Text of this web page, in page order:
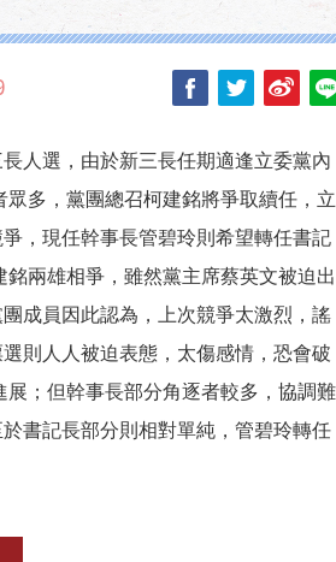
人選，由於新三長任期適逢立委黨內
多，黨團總召柯建銘將爭取續任，立
，現任幹事長管碧玲則希望轉任書記
兩雄相爭，雖然黨主席蔡英文被迫出
成員因此認為，上次競爭太激烈，謠
則人人被迫表態，太傷感情，恐會破
；但幹事長部分角逐者較多，協調難
書記長部分則相對單純，管碧玲轉任